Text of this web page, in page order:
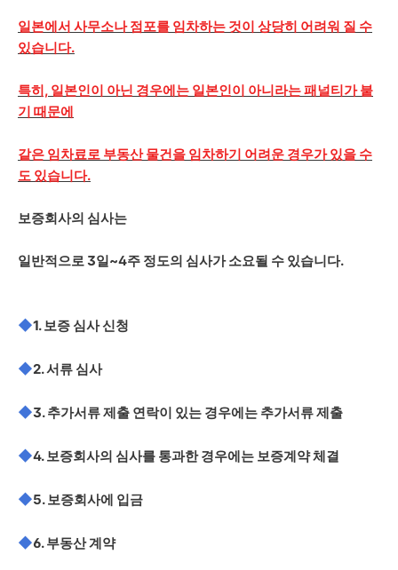
일본에서 사무소나 점포를 임차하는 것이 상당히 어려워 질 수
있습니다.
특히, 일본인이 아닌 경우에는 일본인이 아니라는 패널티가 붙
기 때문에
같은 임차료로 부동산 물건을 임차하기 어려운 경우가 있을 수
도 있습니다.
보증회사의 심사는
일반적으로 3일~4주 정도의 심사가 소요될 수 있습니다.
◆1. 보증 심사 신청
◆2. 서류 심사
◆3. 추가서류 제출 연락이 있는 경우에는 추가서류 제출
◆4. 보증회사의 심사를 통과한 경우에는 보증계약 체결
◆5. 보증회사에 입금
◆6. 부동산 계약